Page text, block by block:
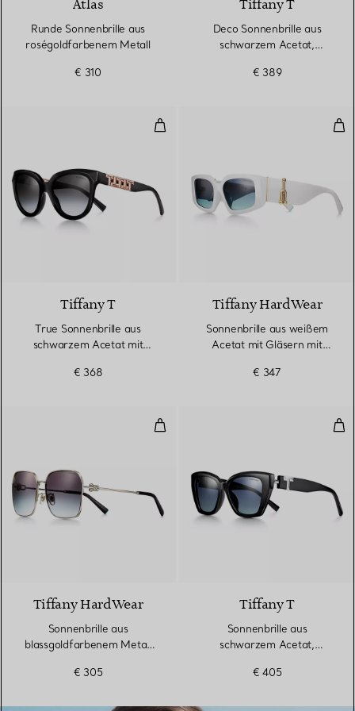
Atlas
Runde Sonnenbrille aus
roségoldfarbenem Metall
€ 310
Tiffany T
Deco Sonnenbrille aus
schwarzem Acetat,
grauen Gläsern
€ 389
True Sonnenbrille aus
Tiffany T
True Sonnenbrille aus
schwarzem Acetat mit
€ 368
Tiffany HardWear
Sonnenbrille aus weißem
Acetat mit Gläsern mit
€ 347
Sonnenbrille aus
Tiffany HardWear
Sonnenbrille aus
blassgoldfarbenem Metall
€ 305
Tiffany T
Sonnenbrille aus
schwarzem Acetat,
dunkelblau
€ 405